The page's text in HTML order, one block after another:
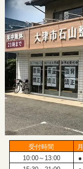
受付時間 月
10:00～13:00
●